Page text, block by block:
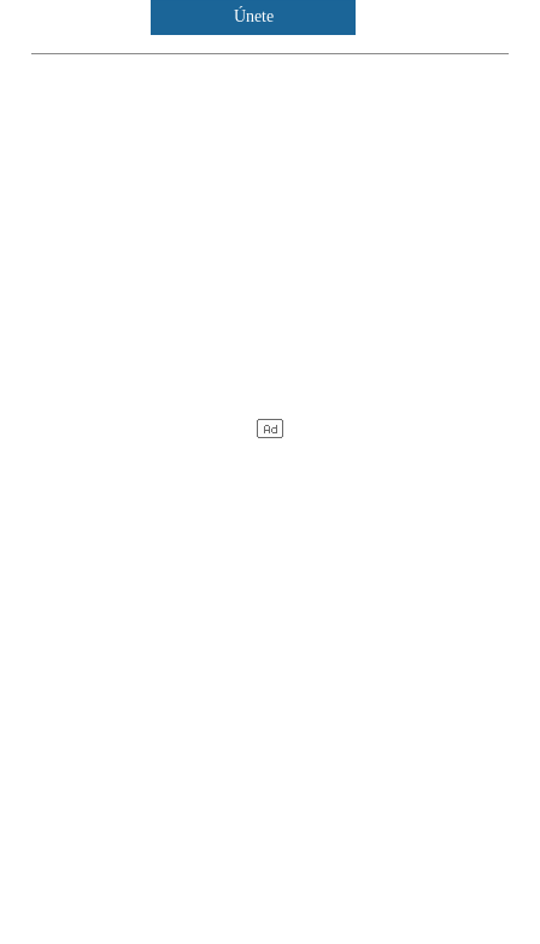
Únete